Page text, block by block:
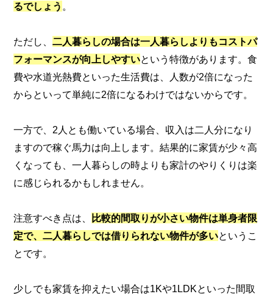
るでしょう 。
ただし、二人暮らしの場合は一人暮らしよりもコストパ
フォーマンスが向上 しやすいという特徴があります。食
費や水道光熱費といった生活費は、人数が2倍になった
からといって単純に2倍になるわけではないからです。
一方で、2人とも働いている場合、収入は二人分になり
ますので稼ぐ馬力は向上します。結果的に家賃が少々高
くなっても、一人暮らしの時よりも家計のやりくりは楽
に感じられるかもしれません。
注意すべき点は、
比較的間取りが小さい物件は単身者限
定で、二人暮らしでは借りられない物件が多いというこ
とです。
少しでも家賃を抑えたい場合は1Kや1LDKといった間取